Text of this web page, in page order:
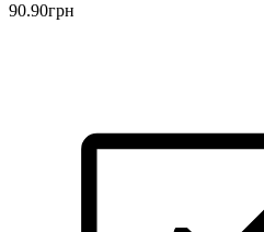
90.90грн